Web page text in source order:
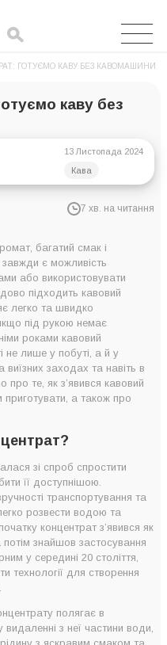
ГОТУЄМО КАВУ БЕЗ КАВОМАШИНИ
каву без
13 Листопада 2024
Кава
7 хв. на читання
кавового
та вдома: переваги
та виставок
багатий смак і
є можливість
або використовувати
підходить кавовий
легко та швидко
під рукою немає
роками кавовий
не лише у побуті, а й у
заходах та навіть в
про те, як з’явився кавовий
приготувати, а також про
зі спроб спростити
її доступнішою.
транспортування та
розвести водою та
концентрат з’явився як
знайшов застосування
у середині 20 століття,
технології для створення
полягає в
з неї частини води,